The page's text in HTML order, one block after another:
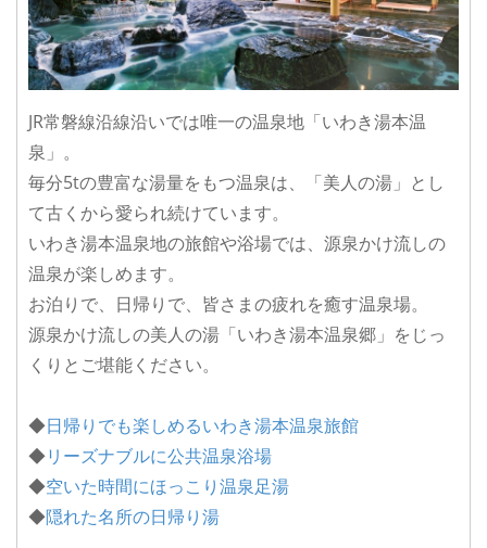
JR常磐線沿線沿いでは唯一の温泉地「いわき湯本温
泉」。
毎分5tの豊富な湯量をもつ温泉は、「美人の湯」とし
て古くから愛られ続けています。
いわき湯本温泉地の旅館や浴場では、源泉かけ流しの
温泉が楽しめます。
お泊りで、日帰りで、皆さまの疲れを癒す温泉場。
源泉かけ流しの美人の湯「いわき湯本温泉郷」をじっ
くりとご堪能ください。
◆日帰りでも楽しめるいわき湯本温泉旅館
◆リーズナブルに公共温泉浴場
◆空いた時間にほっこり温泉足湯
◆隠れた名所の日帰り湯